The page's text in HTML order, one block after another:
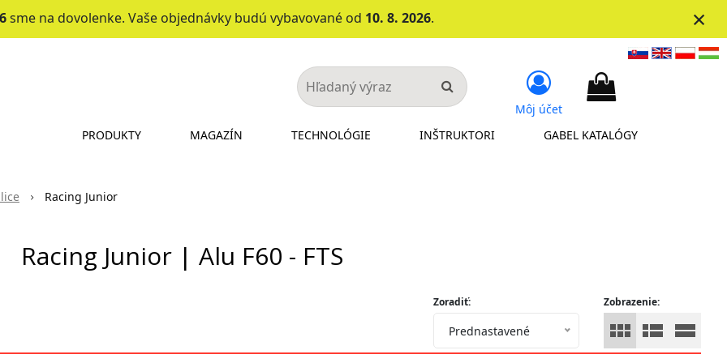
sme na dovolenke. Vaše objednávky budú vybavované od 10. 8. 2026. ×
PRODUKTY MAGAZÍN TECHNOLÓGIE INŠTRUKTORI GABEL KATALÓGY
Môj účet
Racing Junior
Racing Junior | Alu F60 - FTS
Zobrazenie:
Zoradiť:
Prednastavené